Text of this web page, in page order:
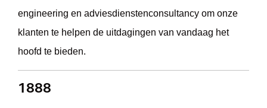
engineering en adviesdienstenconsultancy om onze
klanten te helpen de uitdagingen van vandaag het
hoofd te bieden.
1888